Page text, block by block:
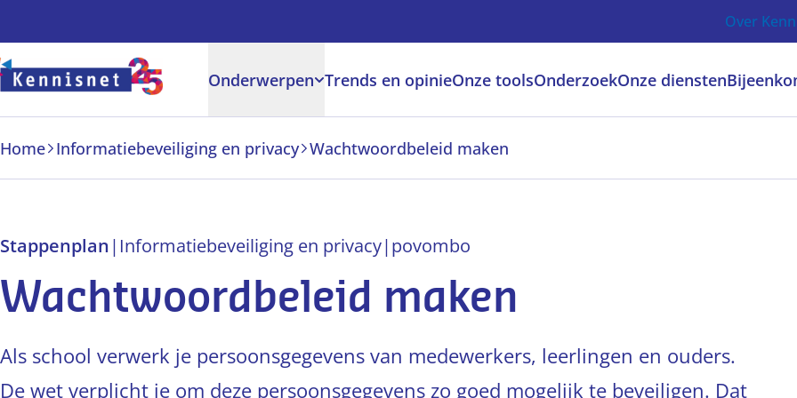
Over
Onderwerpen Trends en opinieOnze toolsOnderzoekOnze diensten
Home Informatiebeveiliging en privacy Wachtwoordbeleid maken
Stappenplan| Informatiebeveiliging en privacy|povombo
Wachtwoordbeleid maken
Als school verwerk je persoonsgegevens van medewerkers, leerlingen en ouders.
De wet verplicht je om deze persoonsgegevens zo goed mogelijk te beveiligen. Dat